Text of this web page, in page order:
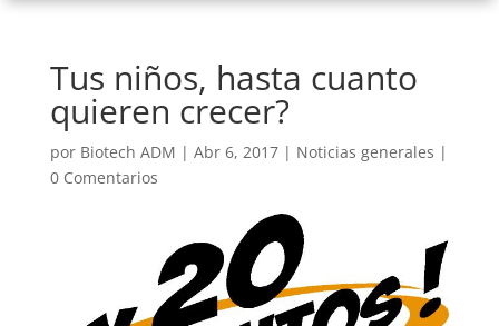
Tus niños, hasta cuanto
quieren crecer?
por Biotech ADM | Abr 6, 2017| Noticias generales |
0 Comentarios